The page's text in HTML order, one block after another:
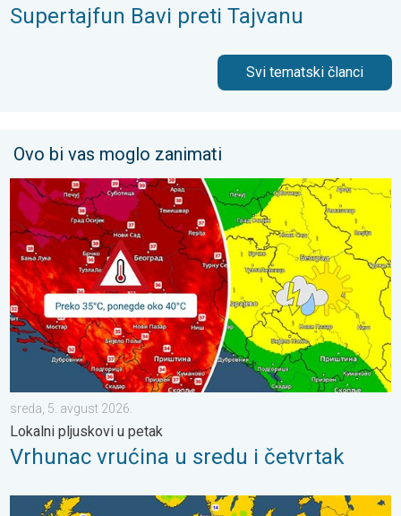
Supertajfun Bavi preti Tajvanu
Svi tematski članci
Ovo bi vas moglo zanimati
Vrhunac vrućina u sredu i četvrtak. Lokalni pljuskovi u petak. .
sreda, 5. avgust 2026.
Lokalni pljuskovi u petak
Vrhunac vrućina u sredu i četvrtak
Predah od vrućina u delu Evrope. Prijatno sveže noći. . .